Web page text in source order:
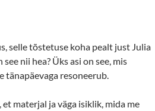
selle tõstetuse koha pealt just Julia
nii hea? Üks asi on see, mis
tänapäevaga resoneerub.
materjal ja väga isiklik, mida me